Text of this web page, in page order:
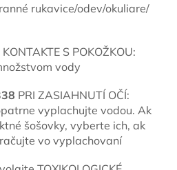
rukavice/odev/okuliare/
KONTAKTE S POKOŽKOU:
vody
PRI ZASIAHNUTÍ OČÍ:
vyplachujte vodou. Ak
šošovky, vyberte ich, ak
vo vyplachovaní